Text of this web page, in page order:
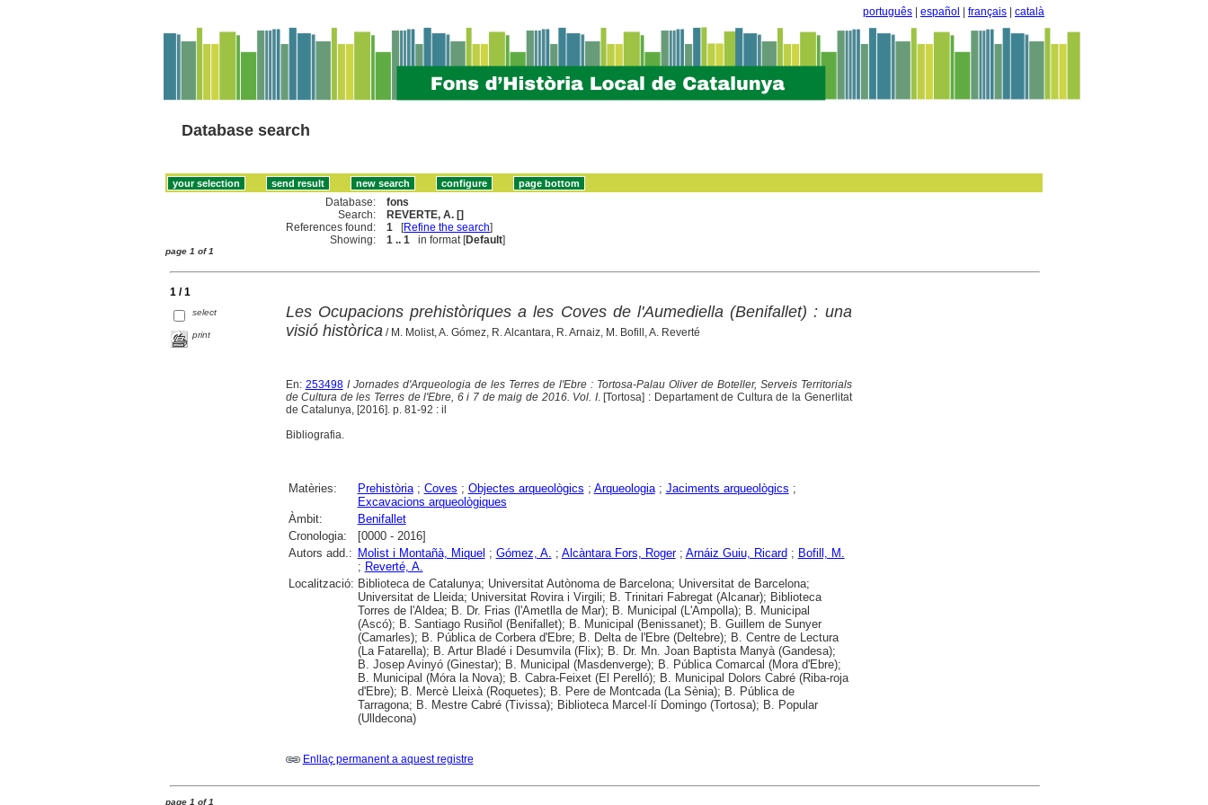
português español français català
Database search
Database:
fons
Search:
REVERTE, A. []
References found:
1 [Refine the search]
Showing:
1 .. 1 in format [Default]
page 1 of 1
1 / 1
select
print
Les Ocupacions prehistòriques a les Coves de l'Aumediella (Benifallet) : una
visió històrica/ M. Molist, A. Gómez, R. Alcantara, R. Arnaiz, M. Bofill, A. Reverté
En: 253498 I Jornades d'Arqueologia de les Terres de l'Ebre : Tortosa-Palau Oliver de Boteller, Serveis Territorials
de Cultura de les Terres de l'Ebre, 6 i 7 de maig de 2016. Vol. I. [Tortosa] : Departament de Cultura de la Generlitat
de Catalunya, [2016]. p. 81-92 : il
Bibliografia.
Matèries: Prehistòria; Coves ; Objectes arqueològics ; Arqueologia; Jaciments arqueològics ;
Excavacions arqueològiques
Àmbit:
Benifallet
Cronologia:
[0000 - 2016]
Autors add.: Molist i Montañà, Miquel ; Gómez, A. ; Alcàntara Fors, Roger; Arnáiz Guiu, Ricard ; Bofill, M.
; Reverté, A.
Localització: Biblioteca de Catalunya; Universitat Autònoma de Barcelona; Universitat de Barcelona;
Universitat de Lleida; Universitat Rovira i Virgili; B. Trinitari Fabregat (Alcanar); Biblioteca
Torres de l'Aldea; B. Dr. Frias (l'Ametlla de Mar); B. Municipal (L'Ampolla); B. Municipal
(Ascó); B. Santiago Rusiñol (Benifallet); B. Municipal (Benissanet); B. Guillem de Sunyer
(Camarles); B. Pública de Corbera d'Ebre; B. Delta de l'Ebre (Deltebre); B. Centre de Lectura
(La Fatarella); B. Artur Bladé i Desumvila (Flix); B. Dr. Mn. Joan Baptista Manyà (Gandesa);
B. Josep Avinyó (Ginestar); B. Municipal (Masdenverge); B. Pública Comarcal (Mora d'Ebre);
B. Municipal (Móra la Nova); B. Cabra-Feixet (El Perelló); B. Municipal Dolors Cabré (Riba-roja
d'Ebre); B. Mercè Lleixà (Roquetes); B. Pere de Montcada (La Sènia); B. Pública de
Tarragona; B. Mestre Cabré (Tivissa); Biblioteca Marcel·lí Domingo (Tortosa); B. Popular
(Ulldecona)
Enllaç permanent a aquest registre
page 1 of 1